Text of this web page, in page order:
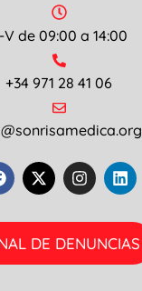
V de 09:00 a 14:00
+34 971 28 41 06
DE DENUNCIAS